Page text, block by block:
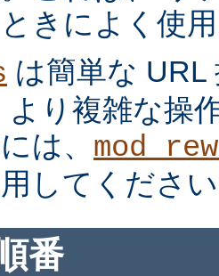
きによく使
は簡単な URL
より複雑な操
は、
してくださ
番